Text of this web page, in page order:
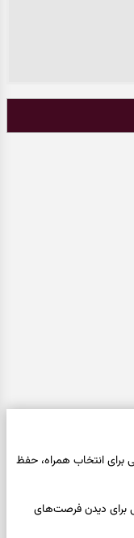
مرداد ۱۴۰۵ | نشانه‌هایی برای انتخاب همراه، حفظ
مرداد ۱۴۰۵ | نقش‌هایی برای دیدن فرصت‌های